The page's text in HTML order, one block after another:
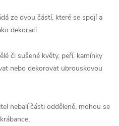
ze dvou částí, které se spojí a
dekoraci.
či sušené květy, peří, kamínky
nebo dekorovat ubrouskovou
nebalí části odděleně, mohou se